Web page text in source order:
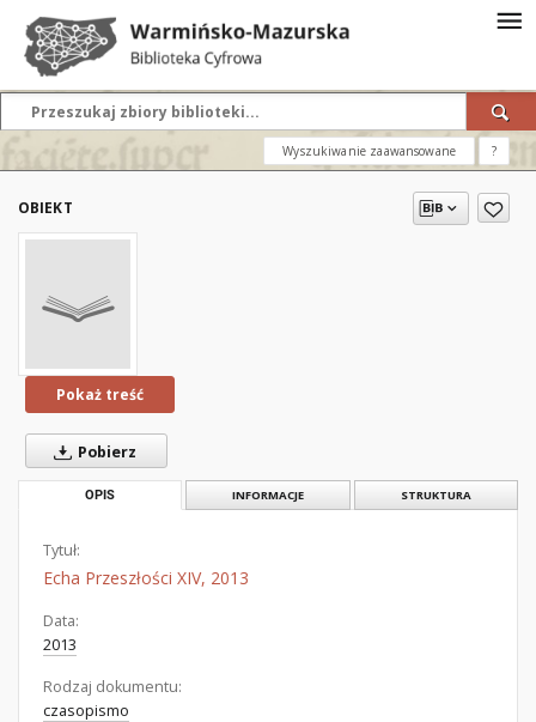
Wyszukiwanie zaawansowane ?
OBIEKT
Pokaż treść
Pobierz
OPIS INFORMACJE STRUKTURA
Tytuł:
Echa Przeszłości XIV, 2013
Data:
2013
Rodzaj dokumentu:
czasopismo